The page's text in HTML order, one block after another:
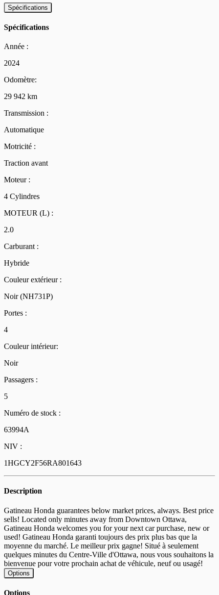
Spécifications
Spécifications
Année :
2024
Odomètre:
29 942 km
Transmission :
Automatique
Motricité :
Traction avant
Moteur :
4 Cylindres
MOTEUR (L) :
2.0
Carburant :
Hybride
Couleur extérieur :
Noir (NH731P)
Portes :
4
Couleur intérieur:
Noir
Passagers :
5
Numéro de stock :
63994A
NIV :
1HGCY2F56RA801643
Description
Gatineau Honda guarantees below market prices, always. Best price
sells! Located only minutes away from Downtown Ottawa,
Gatineau Honda welcomes you for your next car purchase, new or
used! Gatineau Honda garanti toujours des prix plus bas que la
moyenne du marché. Le meilleur prix gagne! Situé à seulement
quelques minutes du Centre-Ville d'Ottawa, nous vous souhaitons la
bienvenue pour votre prochain achat de véhicule, neuf ou usagé!
Options
Options